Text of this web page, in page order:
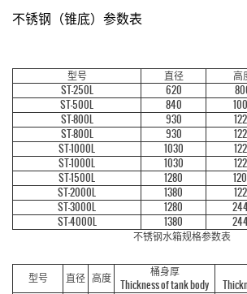
不锈钢（锥底）参数表
型号 直径 高
ST-250L
620
ST-500L
840
ST-800L
930
ST-800L
930
ST-1000L
1030
ST-1000L
1030
ST-1500L
1280
ST-2000L
1380
ST-3000L
1280
ST-4000L
1380
不锈钢水箱规格参数表
型号 直径 高度
桶身厚
Thickness of tank body